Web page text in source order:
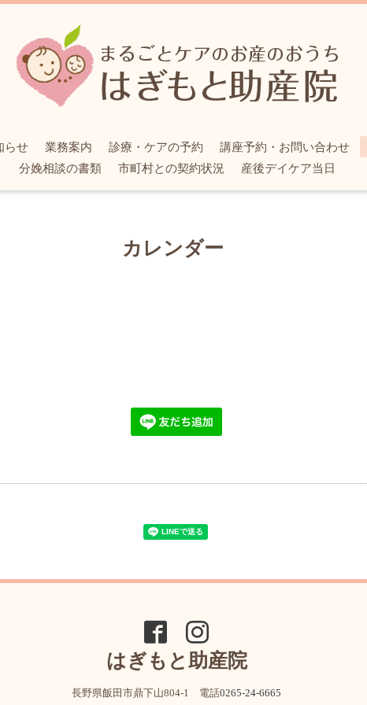
らせ 業務案内 診療・ケアの予約 講座予約・お問い合わせ
分娩相談の書類
市町村との契約状況 産後デイケア当日
カレンダー
はぎもと助産院
長野県飯田市鼎下山804-1 電話0265-24-6665